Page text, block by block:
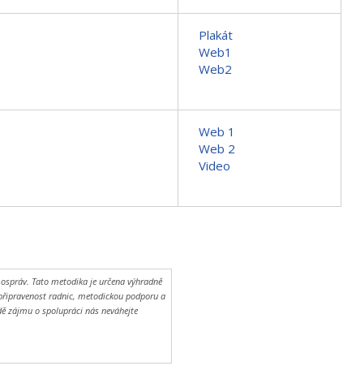
Plakát
Web1
Web2
Web 1
Web 2
Video
Tato metodika je určena výhradně
radnic, metodickou podporu a
zájmu o spolupráci nás neváhejte